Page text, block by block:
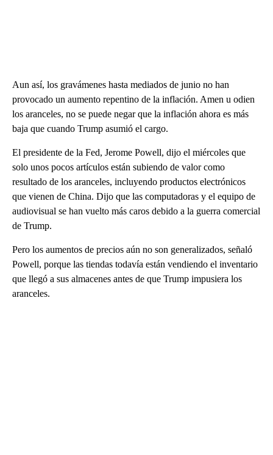
Aun así, los gravámenes hasta mediados de junio no han
provocado un aumento repentino de la inflación. Amen u odien
los aranceles, no se puede negar que la inflación ahora es más
baja que cuando Trump asumió el cargo.
El presidente de la Fed, Jerome Powell, dijo el miércoles que
solo unos pocos artículos están subiendo de valor como
resultado de los aranceles, incluyendo productos electrónicos
que vienen de China. Dijo que las computadoras y el equipo de
audiovisual se han vuelto más caros debido a la guerra comercial
de Trump.
Pero los aumentos de precios aún no son generalizados, señaló
Powell, porque las tiendas todavía están vendiendo el inventario
que llegó a sus almacenes antes de que Trump impusiera los
aranceles.